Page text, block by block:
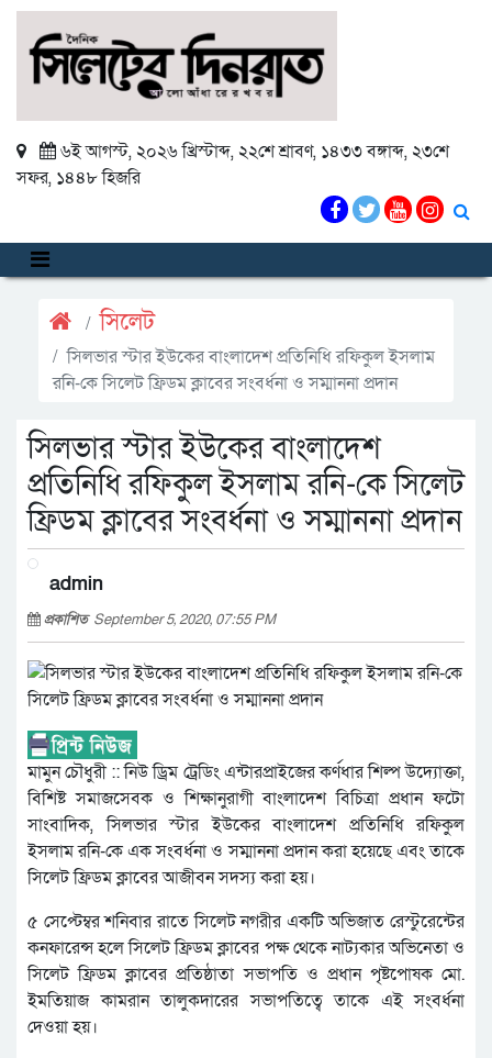
৬ই আগস্ট, ২০২৬ খ্রিস্টাব্দ, ২২শে শ্রাবণ, ১৪৩৩ বঙ্গাব্দ, ২৩শে
সফর, ১৪৪৮ হিজরি
সিলেট
সিলভার স্টার ইউকের বাংলাদেশ প্রতিনিধি রফিকুল ইসলাম
রনি-কে সিলেট ফ্রিডম ক্লাবের সংবর্ধনা ও সম্মাননা প্রদান
সিলভার স্টার ইউকের বাংলাদেশ
প্রতিনিধি রফিকুল ইসলাম রনি-কে সিলেট
ফ্রিডম ক্লাবের সংবর্ধনা ও সম্মাননা প্রদান
admin
প্রকাশিত September 5, 2020, 07:55 PM
মামুন চৌধুরী :: নিউ ড্রিম ট্রেডিং এন্টারপ্রাইজের কর্ণধার শিল্প উদ্যোক্তা,
বিশিষ্ট সমাজসেবক ও শিক্ষানুরাগী বাংলাদেশ বিচিত্রা প্রধান ফটো
সাংবাদিক, সিলভার স্টার ইউকের বাংলাদেশ প্রতিনিধি রফিকুল
ইসলাম রনি-কে এক সংবর্ধনা ও সম্মাননা প্রদান করা হয়েছে এবং তাকে
সিলেট ফ্রিডম ক্লাবের আজীবন সদস্য করা হয়।
৫ সেপ্টেম্বর শনিবার রাতে সিলেট নগরীর একটি অভিজাত রেস্টুরেন্টের
কনফারেন্স হলে সিলেট ফ্রিডম ক্লাবের পক্ষ থেকে নাট্যকার অভিনেতা ও
সিলেট ফ্রিডম ক্লাবের প্রতিষ্ঠাতা সভাপতি ও প্রধান পৃষ্টপোষক মো.
ইমতিয়াজ কামরান তালুকদারের সভাপতিত্বে তাকে এই সংবর্ধনা
দেওয়া হয়।